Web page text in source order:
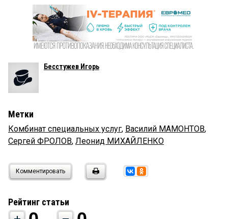
Бесстужев Игорь
Метки
Комбинат специальных услуг, Василий МАМОНТОВ,
Сергей ФРОЛОВ, Леонид МИХАЙЛЕНКО
Комментировать
Рейтинг статьи